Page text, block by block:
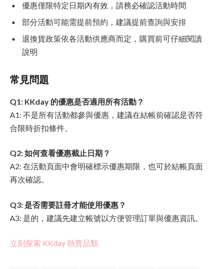
優惠僅限特定日期內有效，請務必確認活動時間
部分活動可能需提前預約，建議提前查詢與安排
退換貨政策依各活動供應商而定，購買前可仔細閱讀
說明
常見問題
Q1: KKday 的優惠是否適用所有活動？
A1: 不是所有活動都參與優惠，建議在結帳前確認是否符
合限時折扣條件。
Q2: 如何查看優惠截止日期？
A2: 在活動頁面中會明確標示優惠期限，也可於結帳頁面
再次確認。
Q3: 是否需要註冊才能使用優惠？
A3: 是的，建議先建立帳號以方便管理訂單與優惠資訊。
立刻探索 KKday 熱賣品類